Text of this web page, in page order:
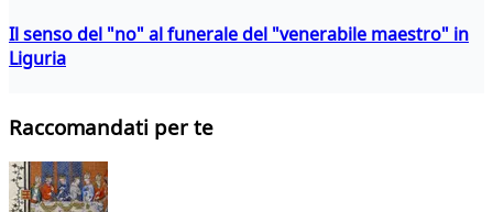
Il senso del "no" al funerale del "venerabile maestro" in
Liguria
Raccomandati per te